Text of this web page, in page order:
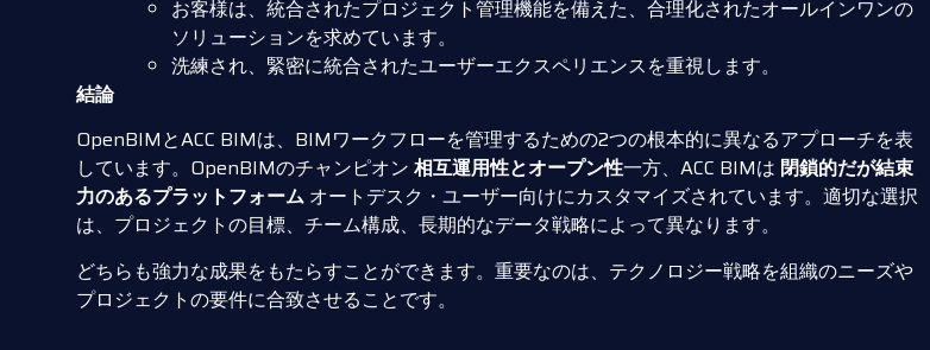
お客様は、統合されたプロジェクト管理機能を備えた、合理化されたオールインワンの
ソリューションを求めています。
洗練され、緊密に統合されたユーザーエクスペリエンスを重視します。
結論
OpenBIMとACC BIMは、BIMワークフローを管理するための2つの根本的に異なるアプローチを表
しています。OpenBIMのチャンピオン 相互運用性とオープン性一方、ACC BIMは 閉鎖的だが結束
力のあるプラットフォーム オートデスク・ユーザー向けにカスタマイズされています。適切な選択
は、プロジェクトの目標、チーム構成、長期的なデータ戦略によって異なります。
どちらも強力な成果をもたらすことができます。重要なのは、テクノロジー戦略を組織のニーズや
プロジェクトの要件に合致させることです。